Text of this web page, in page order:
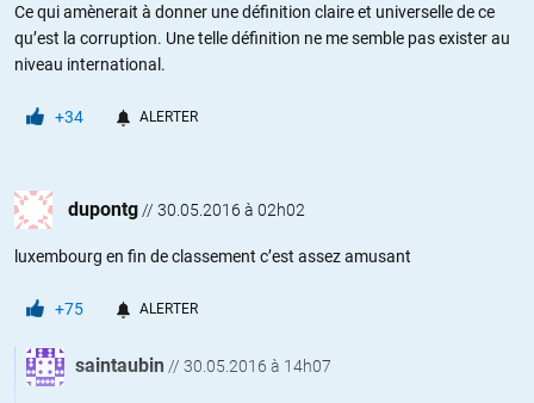
Ce qui amènerait à donner une définition claire et universelle de ce
qu’est la corruption. Une telle définition ne me semble pas exister au
niveau international.
+34 ALERTER
dupontg // 30.05.2016 à 02h02
luxembourg en fin de classement c’est assez amusant
+75 ALERTER
saintaubin // 30.05.2016 à 14h07